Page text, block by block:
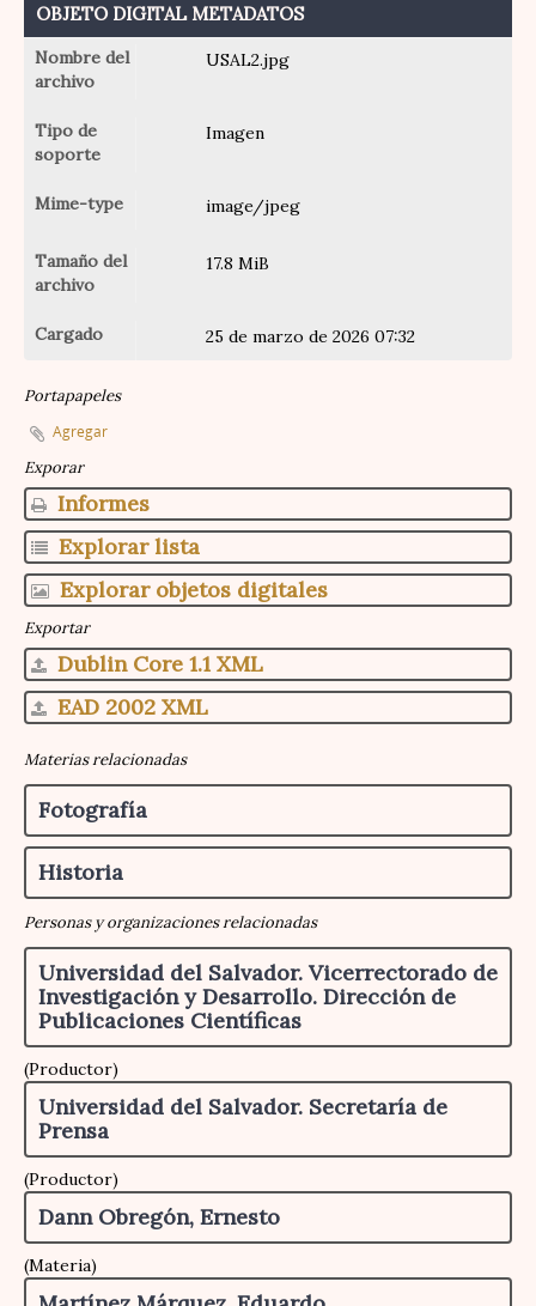
OBJETO DIGITAL METADATOS
Nombre del
archivo
USAL2.jpg
Tipo de
soporte
Imagen
Mime-type image/jpeg
Tamaño del
archivo
17.8 MiB
Cargado 25 de marzo de 2026 07:32
Portapapeles
Agregar
Exporar
Informes
Explorar lista
Explorar objetos digitales
Exportar
Dublin Core 1.1 XML
EAD 2002 XML
Materias relacionadas
Fotografía
Historia
Personas y organizaciones relacionadas
Universidad del Salvador. Vicerrectorado de
Investigación y Desarrollo. Dirección de
Publicaciones Científicas
(Productor)
Universidad del Salvador. Secretaría de
Prensa
(Productor)
Dann Obregón, Ernesto
(Materia)